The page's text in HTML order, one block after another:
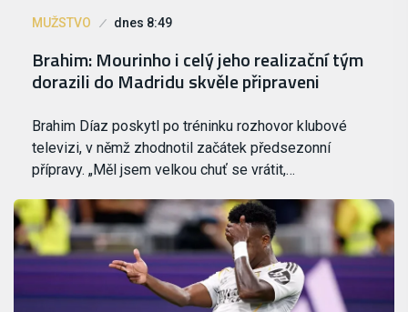
MUŽSTVO dnes 8:49
Brahim: Mourinho i celý jeho realizační tým
dorazili do Madridu skvěle připraveni
Brahim Díaz poskytl po tréninku rozhovor klubové
televizi, v němž zhodnotil začátek předsezonní
přípravy. „Měl jsem velkou chuť se vrátit,…